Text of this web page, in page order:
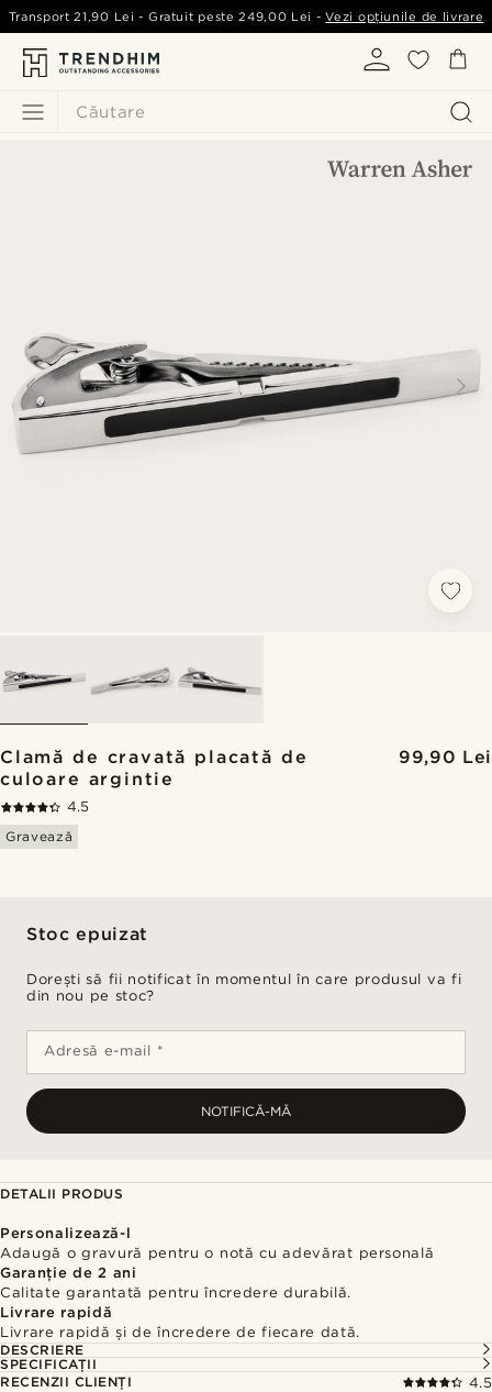
Căutare
Transport 21,90 Lei - Gratuit peste249,00 Lei -Vezi opțiunile de livrare
Clamă de cravată placată de
culoare argintie
99,90 Lei
4.5
Gravează
Stoc epuizat
Dorești să fii notificat în momentul în care produsul va fi
din nou pe stoc?
Adresă e-mail *
NOTIFICĂ-MĂ
DETALII PRODUS
Personalizează-l
Adaugă o gravură pentru o notă cu adevărat personală
Garanție de 2 ani
Calitate garantată pentru încredere durabilă.
Livrare rapidă
Livrare rapidă și de încredere de fiecare dată.
DESCRIERE
SPECIFICAȚII
RECENZII CLIENȚI
4.5